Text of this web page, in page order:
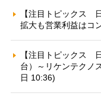
【注目トピックス
拡大も営業利益はコ
【注目トピックス
台）～リケンテクノ
日 10:36)